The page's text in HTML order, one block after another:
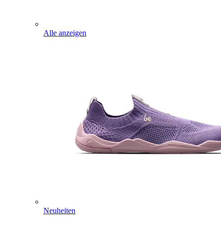
Alle anzeigen
Neuheiten